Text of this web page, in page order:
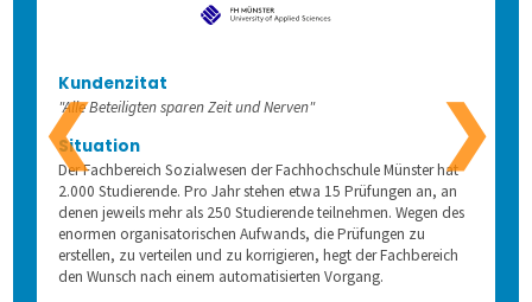
Fortgeschritten
Extras
Mehrsprachige Fragebögen
Selbstgestaltete Fragebögen
Dienstleistungen
❮ ❯
Kundenzitat
"Alle Beteiligten sparen Zeit und Nerven"
Situation
Der Fachbereich Sozialwesen der Fachhochschule Münster hat
2.000 Studierende. Pro Jahr stehen etwa 15 Prüfungen an, an
denen jeweils mehr als 250 Studierende teilnehmen. Wegen des
enormen organisatorischen Aufwands, die Prüfungen zu
erstellen, zu verteilen und zu korrigieren, hegt der Fachbereich
den Wunsch nach einem automatisierten Vorgang.